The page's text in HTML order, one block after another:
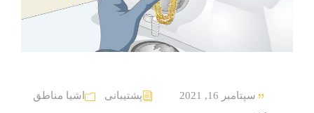
سپتامبر 16, 2021 پشتیبانی اشیا مناطق